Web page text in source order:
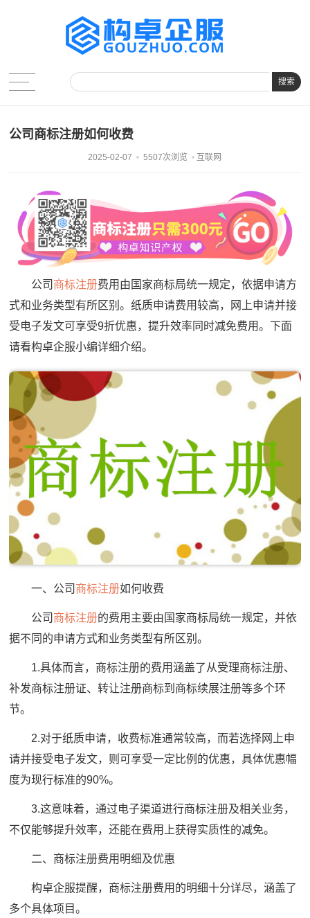
搜索
公司商标注册如何收费
2025-02-07 5507次浏览 互联网
公司 商标注册费用由国家商标局统一规定，依据申请方
式和业务类型有所区别。纸质申请费用较高，网上申请并接
受电子发文可享受9折优惠，提升效率同时减免费用。下面
请看构卓企服小编详细介绍。
一、公司 商标注册如何收费
公司 商标注册的费用主要由国家商标局统一规定，并依
据不同的申请方式和业务类型有所区别。
1.具体而言，商标注册的费用涵盖了从受理商标注册、
补发商标注册证、转让注册商标到商标续展注册等多个环
节。
2.对于纸质申请，收费标准通常较高，而若选择网上申
请并接受电子发文，则可享受一定比例的优惠，具体优惠幅
度为现行标准的90%。
3.这意味着，通过电子渠道进行商标注册及相关业务，
不仅能够提升效率，还能在费用上获得实质性的减免。
二、商标注册费用明细及优惠
构卓企服提醒，商标注册费用的明细十分详尽，涵盖了
多个具体项目。